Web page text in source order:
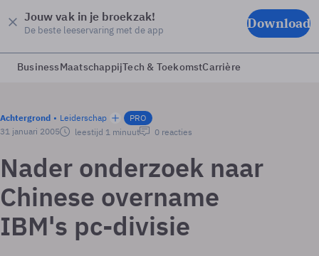
Jouw vak in je broekzak!
De beste leeservaring met de app Download
BusinessMaatschappijTech & ToekomstCarrière
Achtergrond Leiderschap
PRO
31 januari 2005
leestijd 1 minuut 0 reacties
Nader onderzoek naar
Chinese overname
IBM's pc-divisie